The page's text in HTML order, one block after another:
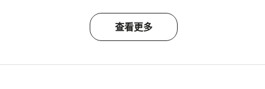
查看更多